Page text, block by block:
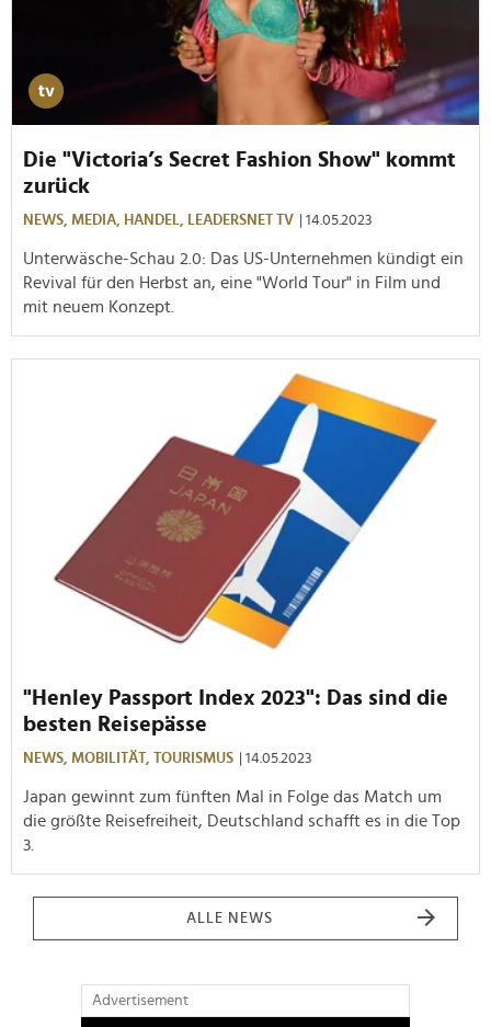
Die "Victoria’s Secret Fashion Show" kommt
zurück
NEWS, MEDIA, HANDEL, LEADERSNET TV | 14.05.2023
Unterwäsche-Schau 2.0: Das US-Unternehmen kündigt ein
Revival für den Herbst an, eine "World Tour" in Film und
mit neuem Konzept.
"Henley Passport Index 2023": Das sind die
besten Reisepässe
NEWS, MOBILITÄT, TOURISMUS | 14.05.2023
Japan gewinnt zum fünften Mal in Folge das Match um
die größte Reisefreiheit, Deutschland schafft es in die Top
3.
ALLE NEWS
Advertisement